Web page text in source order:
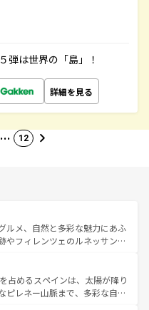
弾は世界の「島」！
詳細を見る
… 12
ルメ、自然と多彩な魅力にあふ
やフィレンツェのルネッサンス
田園風景やアマルフィ海岸の絶
ない。観光の合間には、本場の
イタリア料理を堪能することも
占めるスペインは、太陽が降り
ピレネー山脈まで、多彩な自然